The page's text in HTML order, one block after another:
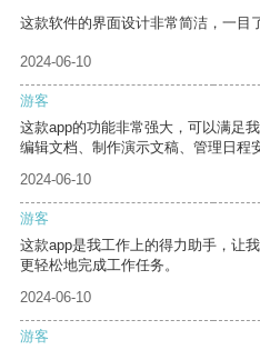
这款软件的界面设计非常简洁，一目
2024-06-10
游客
这款app的功能非常强大，可以满足
编辑文档、制作演示文稿、管理日程
2024-06-10
游客
这款app是我工作上的得力助手，让
更轻松地完成工作任务。
2024-06-10
游客